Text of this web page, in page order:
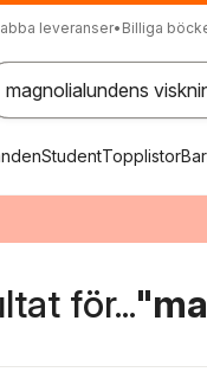
leveranser• Billiga
StudentTopplistor
för...